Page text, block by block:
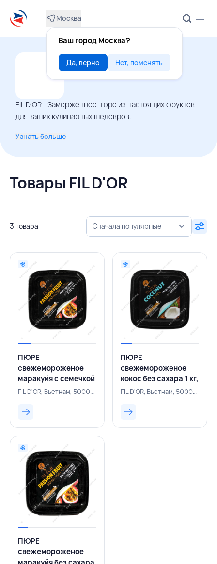
Москва
Ваш город Москва?
Да, верно Нет, поменять
FIL D'OR - Заморженное пюре из настоящих фруктов
для ваших кулинарных шедевров.
Узнать больше
Товары FIL D'OR
3 товара Сначала популярные
ПЮРЕ
свежемороженое
маракуйя с семечкой
без сахара 1 кг, FIL
FIL D'OR, Вьетнам, 500002043
ПЮРЕ
свежемороженое
кокос без сахара 1 кг,
FIL D'OR, ВЬЕТНАМ
FIL D'OR, Вьетнам, 500002042
ПЮРЕ
свежемороженое